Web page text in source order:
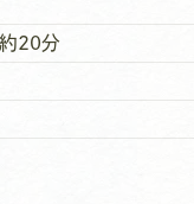
20分